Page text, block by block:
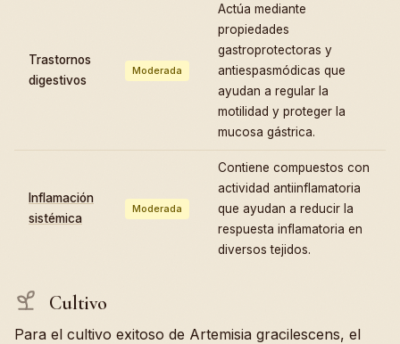
Trastornos
digestivos
Moderada
Actúa mediante
propiedades
gastroprotectoras y
antiespasmódicas que
ayudan a regular la
motilidad y proteger la
mucosa gástrica.
Inflamación
sistémica
Moderada
Contiene compuestos con
actividad antiinflamatoria
que ayudan a reducir la
respuesta inflamatoria en
diversos tejidos.
Cultivo
Para el cultivo exitoso de Artemisia gracilescens, el